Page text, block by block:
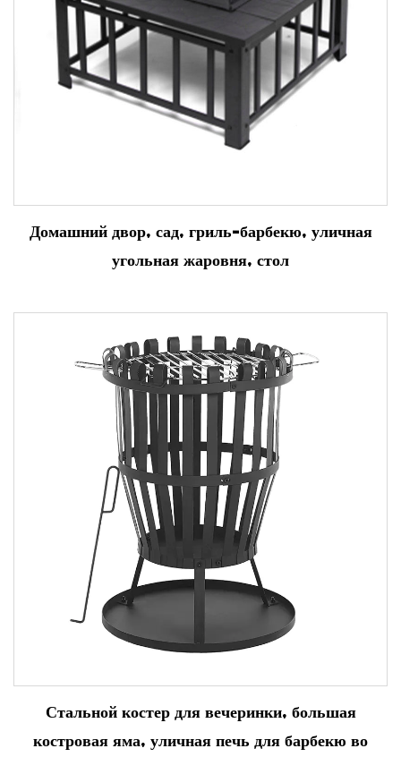
Домашний двор, сад, гриль-барбекю, уличная
угольная жаровня, стол
Стальной костер для вечеринки, большая
костровая яма, уличная печь для барбекю во